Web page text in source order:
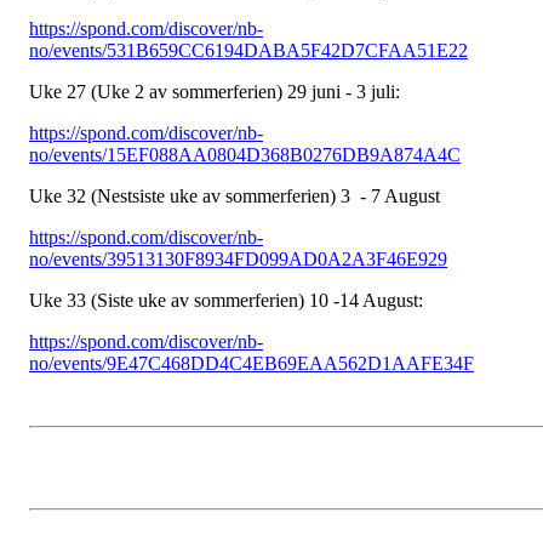
https://spond.com/discover/nb-
no/events/531B659CC6194DABA5F42D7CFAA51E22
Uke 27 (Uke 2 av sommerferien) 29 juni - 3 juli:
https://spond.com/discover/nb-
no/events/15EF088AA0804D368B0276DB9A874A4C
Uke 32 (Nestsiste uke av sommerferien) 3 - 7 August
https://spond.com/discover/nb-
no/events/39513130F8934FD099AD0A2A3F46E929
Uke 33 (Siste uke av sommerferien) 10 -14 August:
https://spond.com/discover/nb-
no/events/9E47C468DD4C4EB69EAA562D1AAFE34F